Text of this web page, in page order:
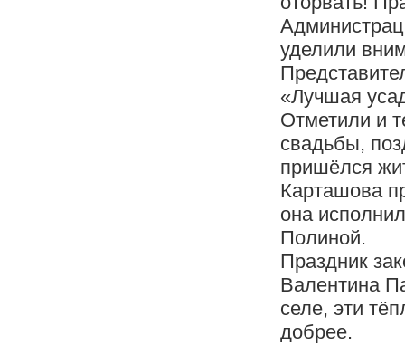
уделили
«Лучшая
Отметили и
свадьбы,
пришёлся
Карташова
она
Полиной.
Праздник
Валентина
селе, эти
добрее.